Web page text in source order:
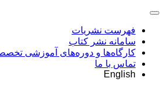
فهرست نشریات
سامانه نشر کتاب
کارگاه‌ها و دوره‌های آموزشی
تماس با ما
English